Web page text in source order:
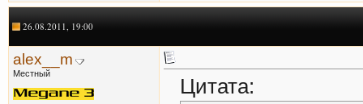
26.08.2011, 19:00
alex__m
Местный
Цитата: